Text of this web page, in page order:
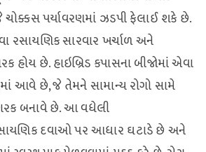
પર્યાવરણમાં ઝડપી ફેલાઈ શકે છે.
રસાયણિક સારવાર ખર્ચાળ અને
હોય છે. હાઇબ્રિડ કપાસના બીજોમાં એવા
આવે છે, જે તેમને સામાન્ય રોગો સામે
બનાવે છે. આ વધેલી
રસાયણિક દવાઓ પર આધાર ઘટાડે છે અને